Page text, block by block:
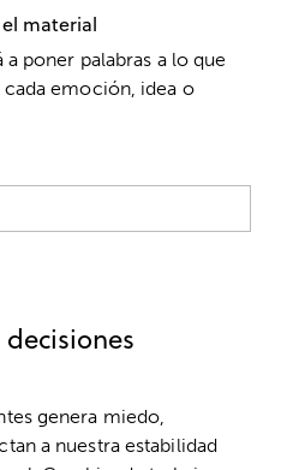
material
poner palabras a lo que
emoción, idea o
genera miedo,
a nuestra estabilidad